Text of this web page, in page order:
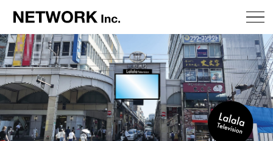
メ
ニ